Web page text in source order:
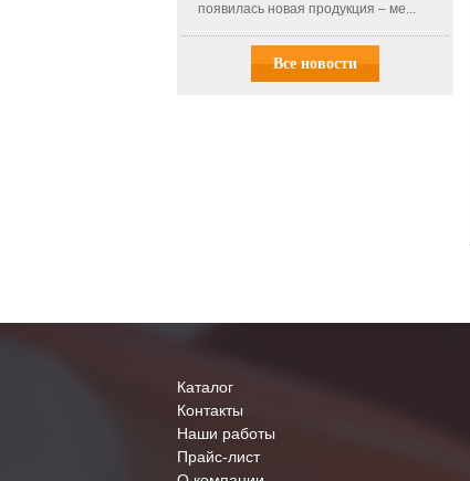
появилась новая продукция – ме...
Все новости
Каталог
Контакты
Наши работы
Прайс-лист